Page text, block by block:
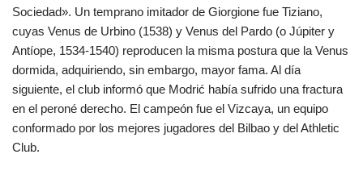
Sociedad». Un temprano imitador de Giorgione fue Tiziano,
cuyas Venus de Urbino (1538) y Venus del Pardo (o Júpiter y
Antíope, 1534-1540) reproducen la misma postura que la Venus
dormida, adquiriendo, sin embargo, mayor fama. Al día
siguiente, el club informó que Modrić había sufrido una fractura
en el peroné derecho. El campeón fue el Vizcaya, un equipo
conformado por los mejores jugadores del Bilbao y del Athletic
Club.